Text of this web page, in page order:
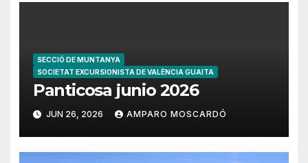
SECCIÓ DE MUNTANYA
SOCIETAT EXCURSIONISTA DE VALÈNCIA GUAITA
Panticosa junio 2026
JUN 26, 2026 AMPARO MOSCARDÓ